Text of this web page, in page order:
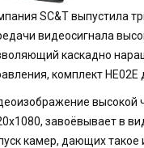
SC&T выпустила
видеосигнала
каскадно
комплект
высокой
завоёвывает в
камер, дающих такое